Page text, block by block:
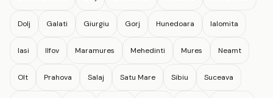
Dolj Galati Giurgiu Gorj Hunedoara Ialomita
Iasi Ilfov Maramures Mehedinti Mures Neamt
Olt Prahova Salaj Satu Mare Sibiu Suceava